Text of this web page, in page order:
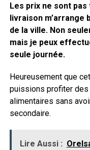
Les prix ne sont
livraison m’arrange
de la ville. Non
mais je peux
seule journée.
Heureusement que
puissions profiter
alimentaires sans
secondaire.
Lire Aussi :